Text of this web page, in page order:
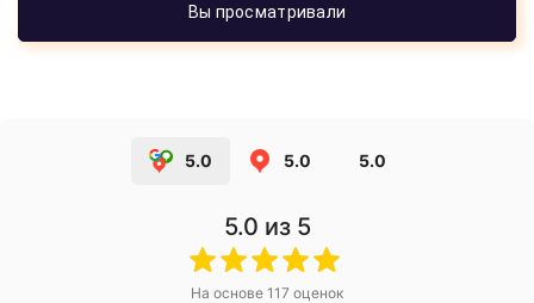
Вы просматривали
5.0 5.0 5.0
5.0 из 5
На основе 117 оценок